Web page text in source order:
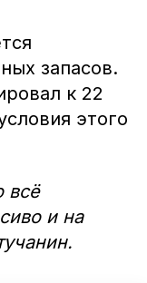
запасов.
к 22
этого
всё
и на